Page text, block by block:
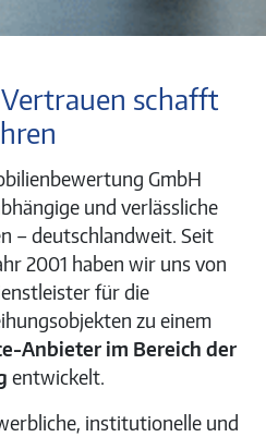
schafft
GmbH
und verlässliche
– deutschlandweit. Seit
2001 haben wir uns von
für die
zu einem
Anbieter im Bereich der
entwickelt.
institutionelle und